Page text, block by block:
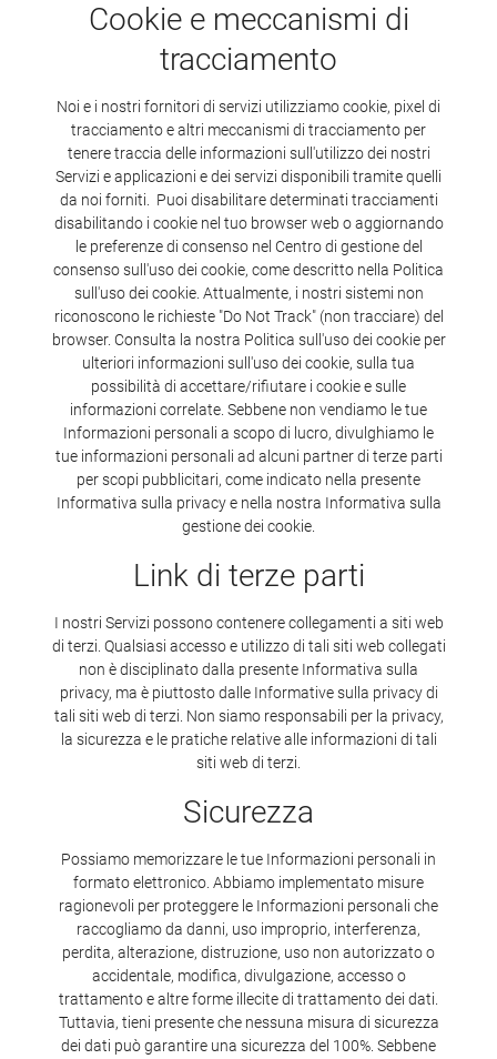
Cookie e meccanismi di
tracciamento
Noi e i nostri fornitori di servizi utilizziamo cookie, pixel di
tracciamento e altri meccanismi di tracciamento per
tenere traccia delle informazioni sull'utilizzo dei nostri
Servizi e applicazioni e dei servizi disponibili tramite quelli
da noi forniti. Puoi disabilitare determinati tracciamenti
disabilitando i cookie nel tuo browser web o aggiornando
le preferenze di consenso nel Centro di gestione del
consenso sull'uso dei cookie, come descritto nella Politica
sull'uso dei cookie. Attualmente, i nostri sistemi non
riconoscono le richieste "Do Not Track" (non tracciare) del
browser. Consulta la nostra Politica sull'uso dei cookie per
ulteriori informazioni sull'uso dei cookie, sulla tua
possibilità di accettare/rifiutare i cookie e sulle
informazioni correlate. Sebbene non vendiamo le tue
Informazioni personali a scopo di lucro, divulghiamo le
tue informazioni personali ad alcuni partner di terze parti
per scopi pubblicitari, come indicato nella presente
Informativa sulla privacy e nella nostra Informativa sulla
gestione dei cookie.
Link di terze parti
I nostri Servizi possono contenere collegamenti a siti web
di terzi. Qualsiasi accesso e utilizzo di tali siti web collegati
non è disciplinato dalla presente Informativa sulla
privacy, ma è piuttosto dalle Informative sulla privacy di
tali siti web di terzi. Non siamo responsabili per la privacy,
la sicurezza e le pratiche relative alle informazioni di tali
siti web di terzi.
Sicurezza
Possiamo memorizzare le tue Informazioni personali in
formato elettronico. Abbiamo implementato misure
ragionevoli per proteggere le Informazioni personali che
raccogliamo da danni, uso improprio, interferenza,
perdita, alterazione, distruzione, uso non autorizzato o
accidentale, modifica, divulgazione, accesso o
trattamento e altre forme illecite di trattamento dei dati.
Tuttavia, tieni presente che nessuna misura di sicurezza
dei dati può garantire una sicurezza del 100%. Sebbene